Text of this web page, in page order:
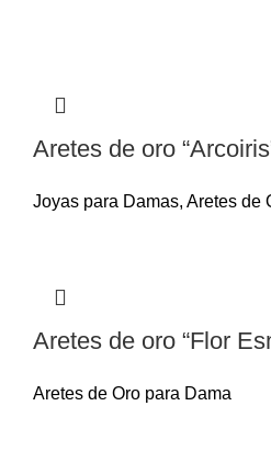
Aretes de oro
Joyas para Damas, Aretes de
Aretes de oro “Flor
Aretes de Oro para Dama